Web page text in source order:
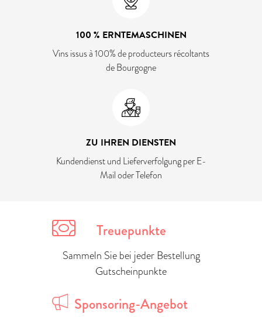
100 % ERNTEMASCHINEN
Vins issus à 100% de producteurs récoltants
de Bourgogne
ZU IHREN DIENSTEN
Kundendienst und Lieferverfolgung per E-
Mail oder Telefon
Treuepunkte
Sammeln Sie bei jeder Bestellung
Gutscheinpunkte
Sponsoring-Angebot